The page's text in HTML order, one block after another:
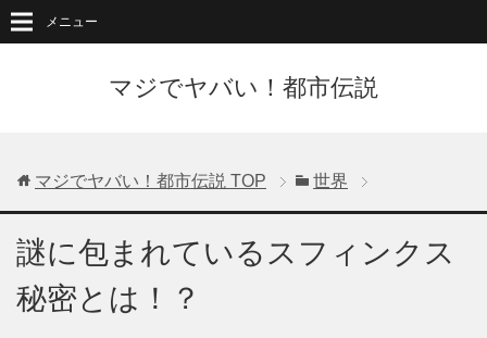
マジでヤバい！都市伝説
メニュー
マジでヤバい！都市伝説 TOP 世界
謎に包まれているスフィンクス
秘密とは！？